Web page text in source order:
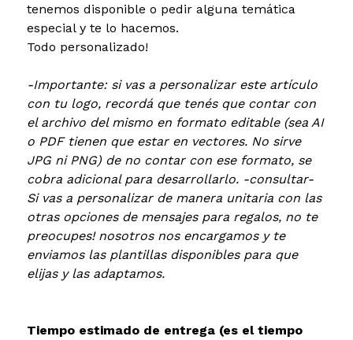
tenemos disponible o pedir alguna temática
especial y te lo hacemos.
Todo personalizado!
-Importante: si vas a personalizar este artículo
con tu logo, recordá que tenés que contar con
el archivo del mismo en formato editable (sea AI
o PDF tienen que estar en vectores. No sirve
JPG ni PNG) de no contar con ese formato, se
cobra adicional para desarrollarlo. -consultar-
Si vas a personalizar de manera unitaria con las
otras opciones de mensajes para regalos, no te
preocupes! nosotros nos encargamos y te
enviamos las plantillas disponibles para que
elijas y las adaptamos.
Tiempo estimado de entrega (es el tiempo